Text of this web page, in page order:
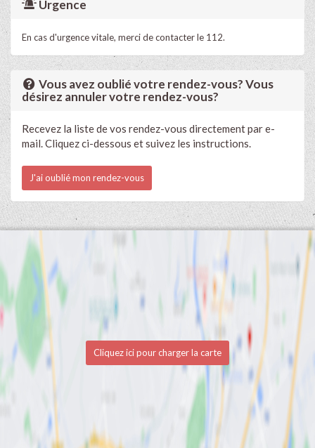
Urgence
En cas d'urgence vitale, merci de contacter le 112.
Vous avez oublié votre rendez-vous? Vous
désirez annuler votre rendez-vous?
Recevez la liste de vos rendez-vous directement par e-
mail. Cliquez ci-dessous et suivez les instructions.
J'ai oublié mon rendez-vous
Cliquez ici pour charger la carte